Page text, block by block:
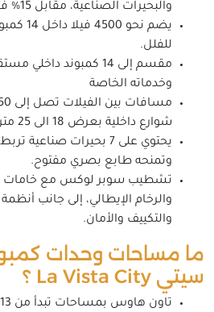
والبحيرات الصناعية، مقابل 15% فقط للبناء.
يضم نحو 4500
للفلل.
مقسم إلى 14 كمبوند داخلي
وخدماته الخاصة
شوارع داخلية بعرض 18 الى 25 متر.
يحتوي على 7 بحيرات صناعية
وتمنحه طابع بصري مفتوح.
تشطيب سوبر لوكس مع خامات
والرخام الإيطالي، إلى جانب أنظمة
والتكييف والأمان.
ما مساحات وحدات
سيتي La Vista City ؟